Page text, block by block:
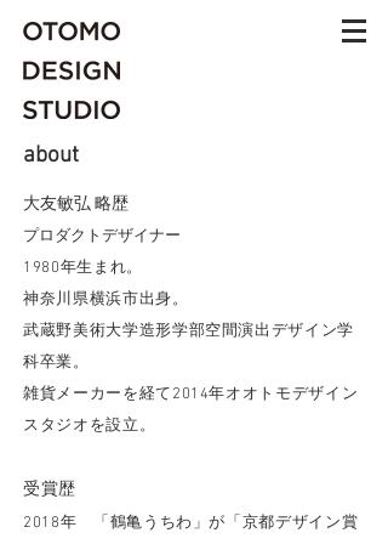
about
大友敏弘 略歴
​プロダクトデザイナー
1980年生まれ。
神奈川県横浜市出身。
武蔵野美術大学造形学部空間演出デザイン学
科卒業。
​雑貨メーカーを経て2014年オオトモデザイン
スタジオを設立。
受賞歴
2018年 「鶴亀うちわ」が「京都デザイン賞